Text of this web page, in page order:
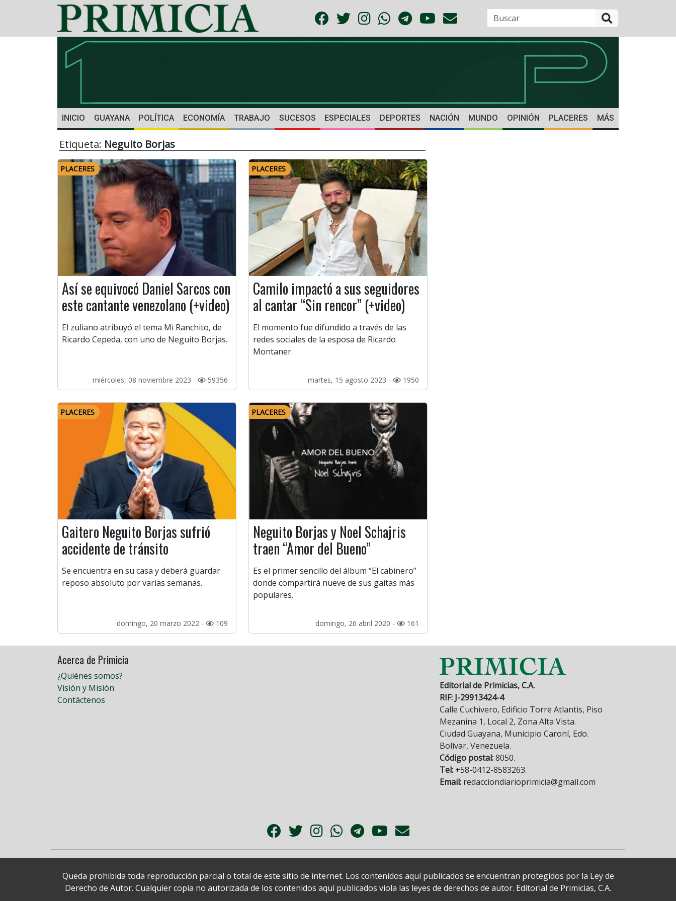
INICIO GUAYANA POLÍTICA ECONOMÍA TRABAJO SUCESOS ESPECIALES DEPORTES NACIÓN MUNDO OPINIÓN PLACERES MÁS
Etiqueta: Neguito Borjas
PLACERES
Así se equivocó Daniel Sarcos con
este cantante venezolano (+video)
El zuliano atribuyó el tema Mi Ranchito, de
Ricardo Cepeda, con uno de Neguito Borjas.
miércoles, 08 noviembre 2023 - 59356
PLACERES
Camilo impactó a sus seguidores
al cantar “Sin rencor” (+video)
El momento fue difundido a través de las
redes sociales de la esposa de Ricardo
Montaner.
martes, 15 agosto 2023 - 1950
PLACERES
Gaitero Neguito Borjas sufrió
accidente de tránsito
Se encuentra en su casa y deberá guardar
reposo absoluto por varias semanas.
domingo, 20 marzo 2022 - 109
PLACERES
Neguito Borjas y Noel Schajris
traen “Amor del Bueno”
Es el primer sencillo del álbum “El cabinero”
donde compartirá nueve de sus gaitas más
populares.
domingo, 26 abril 2020 - 161
Acerca de Primicia
¿Quiénes somos?
Visión y Misión
Contáctenos
Editorial de Primicias, C.A.
RIF: J-29913424-4
Calle Cuchivero, Edificio Torre Atlantis, Piso
Mezanina 1, Local 2, Zona Alta Vista.
Ciudad Guayana, Municipio Caroní, Edo.
Bolívar, Venezuela.
Código postal:8050.
Tel: +58-0412-8583263.
Email: redacciondiarioprimicia@gmail.com
Queda prohibida toda reproducción parcial o total de este sitio de internet. Los contenidos aquí publicados se encuentran protegidos por la Ley de
Derecho de Autor. Cualquier copia no autorizada de los contenidos aquí publicados viola las leyes de derechos de autor. Editorial de Primicias, C.A.